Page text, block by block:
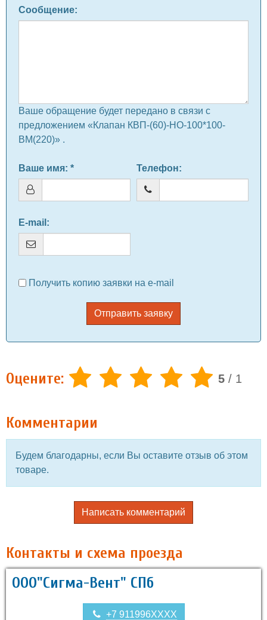
Сообщение:
Ваше обращение будет передано в связи с
предложением «Клапан КВП-(60)-НО-100*100-
ВМ(220)» .
Ваше имя: * Телефон:
E-mail :
Получить копию заявки на e-mail
Отправить заявку
Оцените: 5 / 1
Комментарии
Будем благодарны, если Вы оставите отзыв об этом
товаре.
Написать комментарий
Контакты и схема проезда
ООО"Сигма-Вент" СПб
+7 911996XXXX